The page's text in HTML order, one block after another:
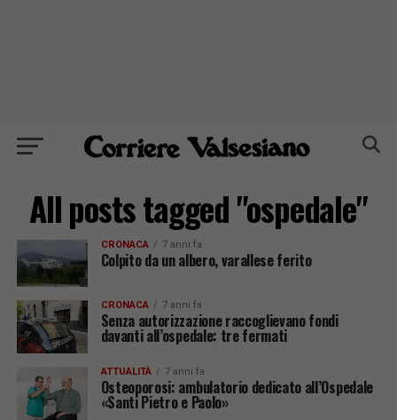
All posts tagged "ospedale"
CRONACA 7 anni fa
Colpito da un albero, varallese ferito
CRONACA 7 anni fa
Senza autorizzazione raccoglievano fondi
davanti all’ospedale: tre fermati
ATTUALITÀ 7 anni fa
Osteoporosi: ambulatorio dedicato all’Ospedale
«Santi Pietro e Paolo»